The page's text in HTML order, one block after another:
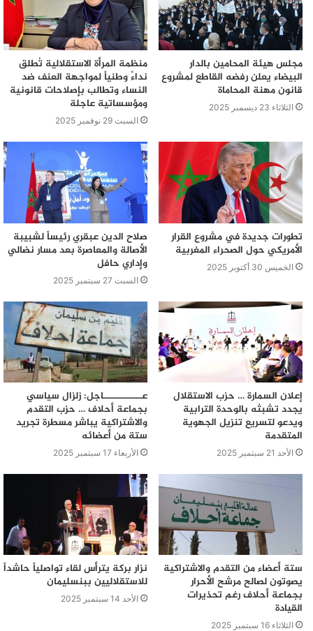
مجلس هيئة المحامين بالدار
البيضاء يعلن رفضه القاطع لمشروع
قانون مهنة المحاماة
الثلاثاء 23 ديسمبر 2025
منظمة المرأة الاستقلالية تُطلق
نداءً وطنياً لمواجهة العنف ضد
النساء وتطالب بإصلاحات قانونية
ومؤسساتية عاجلة
السبت 29 نوفمبر 2025
تطورات جديدة في مشروع القرار
الأمريكي حول الصحراء المغربية
الخميس 30 أكتوبر 2025
صلاح الدين عبقري رئيساً لشبيبة
الأصالة والمعاصرة بعد مسار نضالي
وإداري حافل
السبت 27 سبتمبر 2025
إعلان السمارة … حزب الاستقلال
يجدد تشبثه بالوحدة الترابية
ويدعو لتسريع تنزيل الجهوية
المتقدمة
الأحد 21 سبتمبر 2025
عـــــــــــاجل: زلزال سياسي
بجماعة أحلاف … حزب التقدم
والاشتراكية يباشر مسطرة تجريد
ستة من أعضائه
الأربعاء 17 سبتمبر 2025
ستة أعضاء من التقدم والاشتراكية
يصوتون لصالح مرشح الأحرار
بجماعة أحلاف رغم تحذيرات
القيادة
الثلاثاء 16 سبتمبر 2025
نزار بركة يترأس لقاء تواصلياً حاشداً
للاستقلاليين ببنسليمان
الأحد 14 سبتمبر 2025